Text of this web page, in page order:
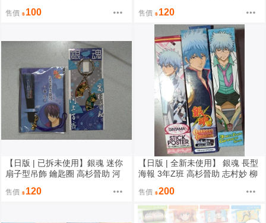
售價 100 售價 120
【日版 | 已拆未使用】銀魂 迷你
扇子型吊飾 鑰匙圈 高杉晉助 河
售價 120
【日版 | 全新未使用】 銀魂 長型
海報 3年Z班 高杉晉助 志村妙 柳
四郎 桂小太郎 沖田總悟
售價 200